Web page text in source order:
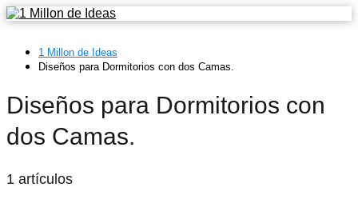
1 Millon de Ideas
Diseños para Dormitorios con dos Camas.
Diseños para Dormitorios con
dos Camas.
1 artículos